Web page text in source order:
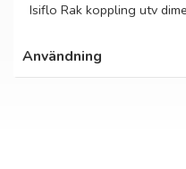
Isiflo Rak koppling utv
Användning